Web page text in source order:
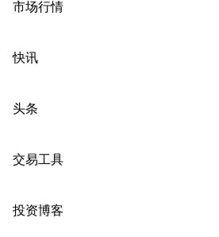
市场行情
快讯
头条
交易工具
投资博客